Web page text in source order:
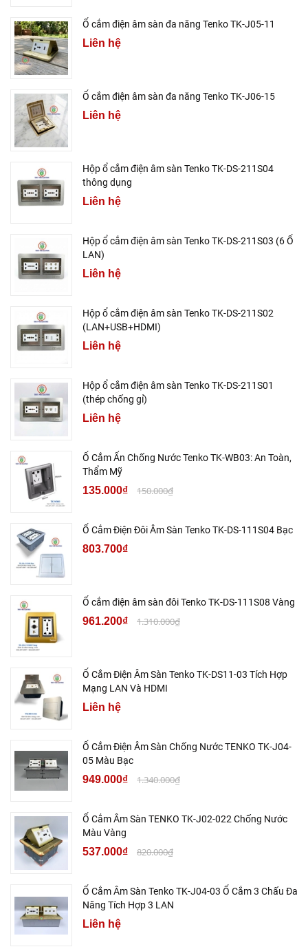
Ổ cắm điện âm sàn đa năng Tenko TK-J05-11
Liên hệ
Ổ cắm điện âm sàn đa năng Tenko TK-J06-15
Liên hệ
Hộp ổ cắm điện âm sàn Tenko TK-DS-211S04
thông dụng
Liên hệ
Hộp ổ cắm điện âm sàn Tenko TK-DS-211S03 (6 Ổ
LAN)
Liên hệ
Hộp ổ cắm điện âm sàn Tenko TK-DS-211S02
(LAN+USB+HDMI)
Liên hệ
Hộp ổ cắm điện âm sàn Tenko TK-DS-211S01
(thép chống gỉ)
Liên hệ
Ổ Cắm Ẩn Chống Nước Tenko TK-WB03: An Toàn,
Thẩm Mỹ
135.000₫ 150.000₫
Ổ Cắm Điện Đôi Âm Sàn Tenko TK-DS-111S04 Bạc
803.700₫
Ổ cắm điện âm sàn đôi Tenko TK-DS-111S08 Vàng
961.200₫ 1.310.000₫
Ổ Cắm Điện Âm Sàn Tenko TK-DS11-03 Tích Hợp
Mạng LAN Và HDMI
Liên hệ
Ổ Cắm Điện Âm Sàn Chống Nước TENKO TK-J04-
05 Màu Bạc
949.000₫ 1.340.000₫
Ổ Cắm Âm Sàn TENKO TK-J02-022 Chống Nước
Màu Vàng
537.000₫ 820.000₫
Ổ Cắm Âm Sàn Tenko TK-J04-03 Ổ Cắm 3 Chấu Đa
Năng Tích Hợp 3 LAN
Liên hệ